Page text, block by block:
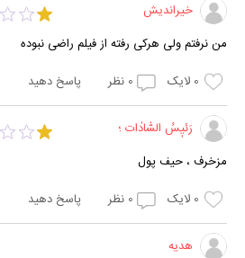
خیراندیش
من نرفتم ولی هرکی رفته از فیلم راضی نبوده
0 لایک 0 نظر پاسخ دهید
رَئیٖسُ السّٰادٰات ؛
مزخرف ، حیف پول
0 لایک 0 نظر پاسخ دهید
هدیه